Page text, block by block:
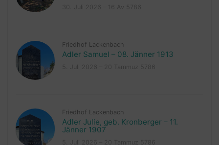
Friedhof Lackenbach
Adler Samuel – 08. Jänner 1913
Friedhof Lackenbach
Adler Julie, geb. Kronberger – 11.
Jänner 1907